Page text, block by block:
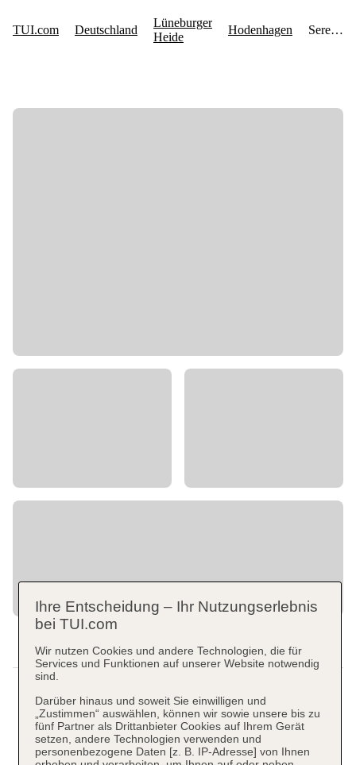
Ihre Entscheidung – Ihr Nutzungserlebnis
bei TUI.com
Wir nutzen Cookies und andere Technologien, die für
Services und Funktionen auf unserer Website notwendig
sind.
Darüber hinaus und soweit Sie einwilligen und
„Zustimmen“ auswählen, können wir sowie unsere bis zu
fünf Partner als Drittanbieter Cookies auf Ihrem Gerät
setzen, andere Technologien verwenden und
personenbezogene Daten [z. B. IP-Adresse] von Ihnen